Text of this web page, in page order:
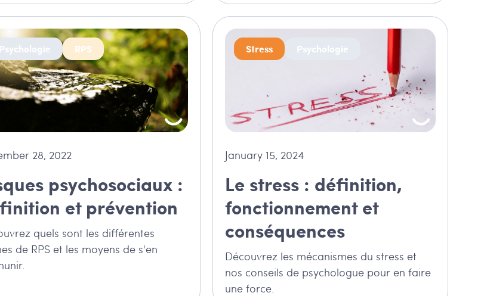
Psychologie RPS
28, 2022
psychosociaux :
et prévention
quels sont les différentes
de RPS et les moyens de s'en
Stress Psychologie
January 15, 2024
Le stress : définition,
fonctionnement et
conséquences
Découvrez les mécanismes du stress et
nos conseils de psychologue pour en faire
une force.